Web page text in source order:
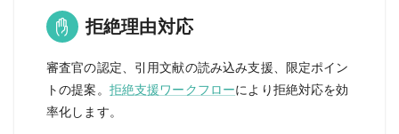
拒絶理由対応
審査官の認定、引用文献の読み込み支援、限定ポイン
トの提案。 拒絶支援ワークフローにより拒絶対応を効
率化します。